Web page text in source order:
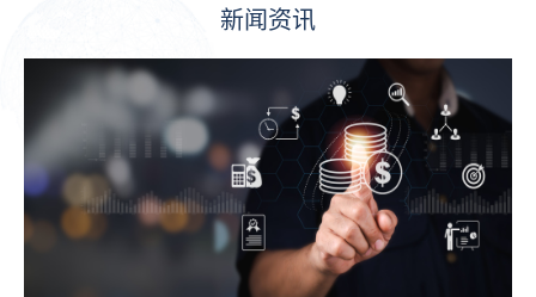
新闻资讯